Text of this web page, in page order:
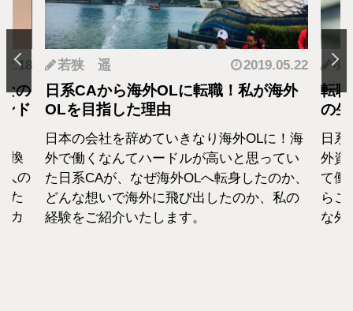
の
ド
換
人の
た
カ
若狭 遥 2019.05.22
日系CAから海外OLに転職！私が海外
OLを目指した理由
日本の会社を辞めていきなり海外OLに！海
外で働くなんてハードルが高いと思ってい
た日系CAが、なぜ海外OLへ転身したのか、
どんな想いで海外に飛び出したのか、私の
経験をご紹介いたします。
羽
転
の
日
外資
て働
らこ
な外